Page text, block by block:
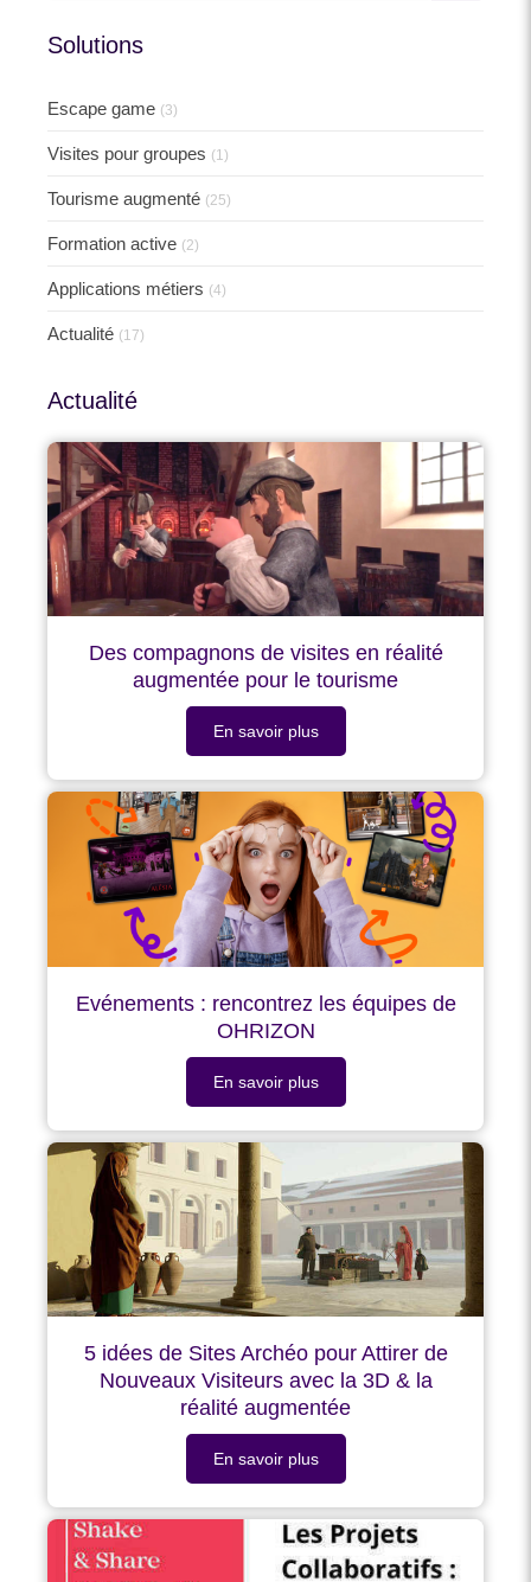
Solutions
Escape game (3)
Visites pour groupes (1)
Tourisme augmenté (25)
Formation active (2)
Applications métiers (4)
Actualité (17)
Actualité
Des compagnons de visites en réalité
augmentée pour le tourisme
En savoir plus
Evénements : rencontrez les équipes de
OHRIZON
En savoir plus
5 idées de Sites Archéo pour Attirer de
Nouveaux Visiteurs avec la 3D & la
réalité augmentée
En savoir plus